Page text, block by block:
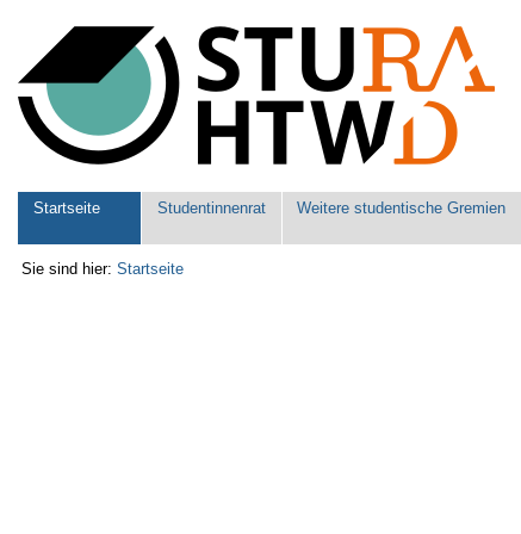
Werkzeuge
Sektionen
Startseite Studentinnenrat Weitere studentische Gremien
Sie sind hier: Startseite